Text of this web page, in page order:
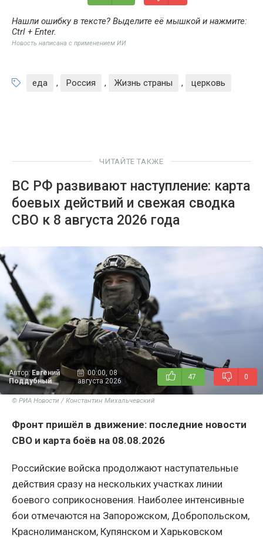
Нашли ошибку в тексте? Выделите её мышкой и нажмите:
Ctrl + Enter.
Новость написана с применением ИИ
еда , Россия , Жизнь страны , церковь
ЧИТАЙТЕ ТАКЖЕ
ВС РФ развивают наступление: карта
боевых действий и свежая сводка
СВО к 8 августа 2026 года
Автор: Евгений
Поддубный
00:00, 08
августа 2026
47 0
© РИА Новости / Константин Михальчевский
Фронт пришёл в движение: последние новости
СВО и карта боёв на 08.08.2026
Российские войска продолжают наступательные
действия сразу на нескольких участках линии
боевого соприкосновения. Наиболее интенсивные
бои отмечаются на Запорожском, Добропольском,
Краснолиманском, Купянском и Харьковском